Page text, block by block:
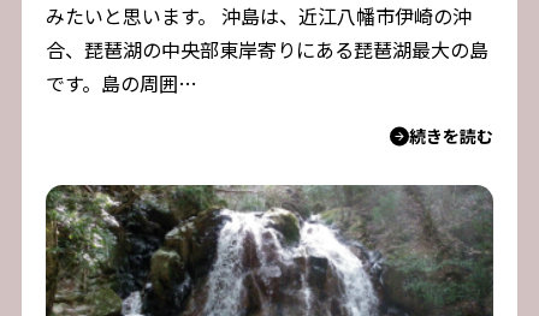
みたいと思います。 沖島は、近江八幡市伊崎の沖
合、琵琶湖の中央部東岸寄りにある琵琶湖最大の島
です。島の周囲…
続きを読む